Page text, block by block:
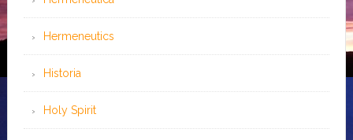
Hermeneutics
Historia
Holy Spirit